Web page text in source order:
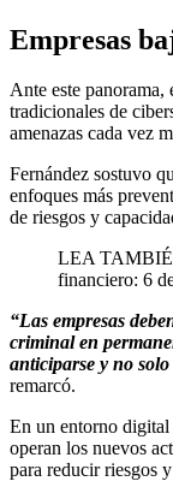
Empresas
Ante este panorama,
tradicionales de
amenazas cada vez
Fernández sostuvo
enfoques más
de riesgos y
LEA
financiero: 6
“Las empresas
criminal en
anticiparse y no
remarcó.
En un entorno digital
operan los nuevos
para reducir riesgos